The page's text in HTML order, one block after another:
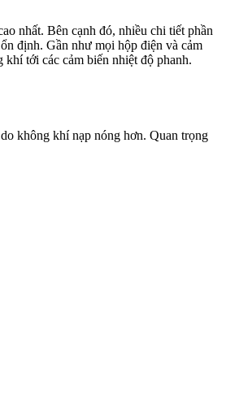
nhất. Bên cạnh đó, nhiều chi tiết phần
định. Gần như mọi hộp điện và cảm
tới các cảm biến nhiệt độ phanh.
không khí nạp nóng hơn. Quan trọng